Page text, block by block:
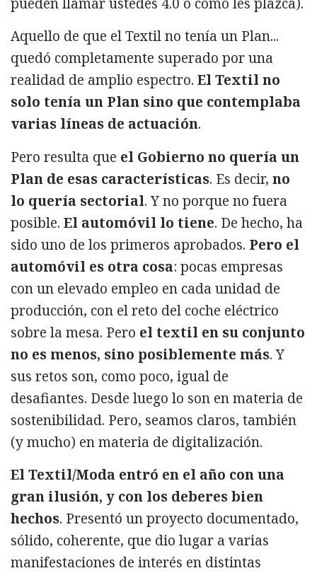
Aquello de que el Textil no tenía un Plan...
quedó completamente superado por una
realidad de amplio espectro. El Textil no
solo tenía un Plan sino que contemplaba
varias líneas de actuación.
Pero resulta que el Gobierno no quería un
Plan de esas características. Es decir, no
lo quería sectorial. Y no porque no fuera
posible. El automóvil lo tiene. De hecho, ha
sido uno de los primeros aprobados. Pero el
automóvil es otra cosa: pocas empresas
con un elevado empleo en cada unidad de
producción, con el reto del coche eléctrico
sobre la mesa. Pero el textil en su conjunto
no es menos, sino posiblemente más. Y
sus retos son, como poco, igual de
desafiantes. Desde luego lo son en materia de
sostenibilidad. Pero, seamos claros, también
(y mucho) en materia de digitalización.
El Textil/Moda entró en el año con una
gran ilusión, y con los deberes bien
hechos. Presentó un proyecto documentado,
sólido, coherente, que dio lugar a varias
manifestaciones de interés en distintas